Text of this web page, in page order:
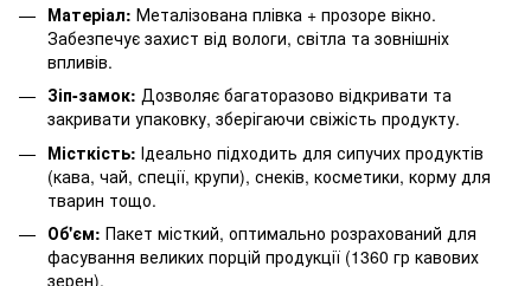
Матеріал: Металізована плівка + прозоре вікно.
Забезпечує захист від вологи, світла та зовнішніх
впливів.
Зіп-замок: Дозволяє багаторазово відкривати та
закривати упаковку, зберігаючи свіжість продукту.
Місткість: Ідеально підходить для сипучих продуктів
(кава, чай, спеції, крупи), снеків, косметики, корму для
тварин тощо.
Об'єм: Пакет місткий, оптимально розрахований для
фасування великих порцій продукції (1360 гр кавових
зерен).